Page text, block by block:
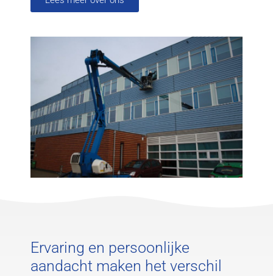
Ervaring en persoonlijke
aandacht maken het verschil